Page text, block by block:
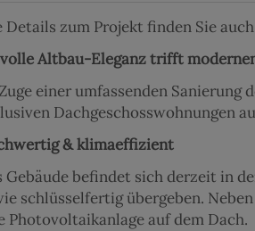
Details zum Projekt finden Sie
Altbau-Eleganz trifft
einer umfassenden Sanierung
Dachgeschosswohnungen
& klimaeffizient
Gebäude befindet sich derzeit in
schlüsselfertig übergeben.
Photovoltaikanlage auf dem Dach.